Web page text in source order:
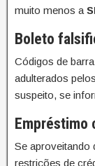
muito menos a
Boleto
Códigos de
adulterados
suspeito, se
Empréstimo
Se aproveitando
restrições de